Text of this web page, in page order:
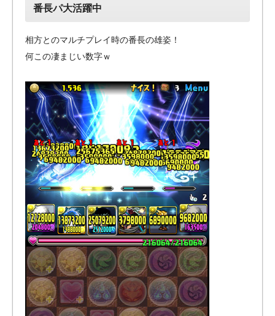
番長パ大活躍中
相方とのマルチプレイ時の番長の雄姿！
何この凄まじい数字ｗ